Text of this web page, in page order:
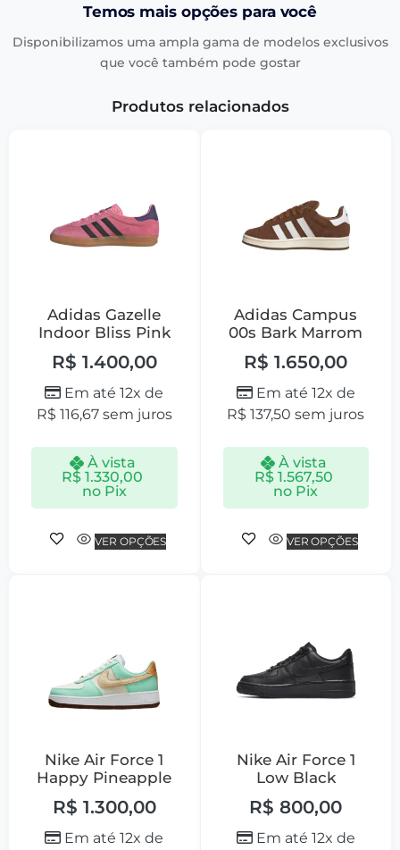
Temos mais opções para você
Disponibilizamos uma ampla gama de modelos exclusivos
que você também pode gostar
Produtos relacionados
Adidas Gazelle
Indoor Bliss Pink
R$ 1.400,00
Em até 12x de
R$ 116,67sem juros
À vista
R$ 1.330,00
no Pix
VER OPÇÕES
Adidas Campus
00s Bark Marrom
R$ 1.650,00
Em até 12x de
R$ 137,50 sem juros
À vista
R$ 1.567,50
no Pix
VER OPÇÕES
Nike Air Force 1
Happy Pineapple
R$ 1.300,00
Em até 12x de
Nike Air Force 1
Low Black
R$ 800,00
Em até 12x de